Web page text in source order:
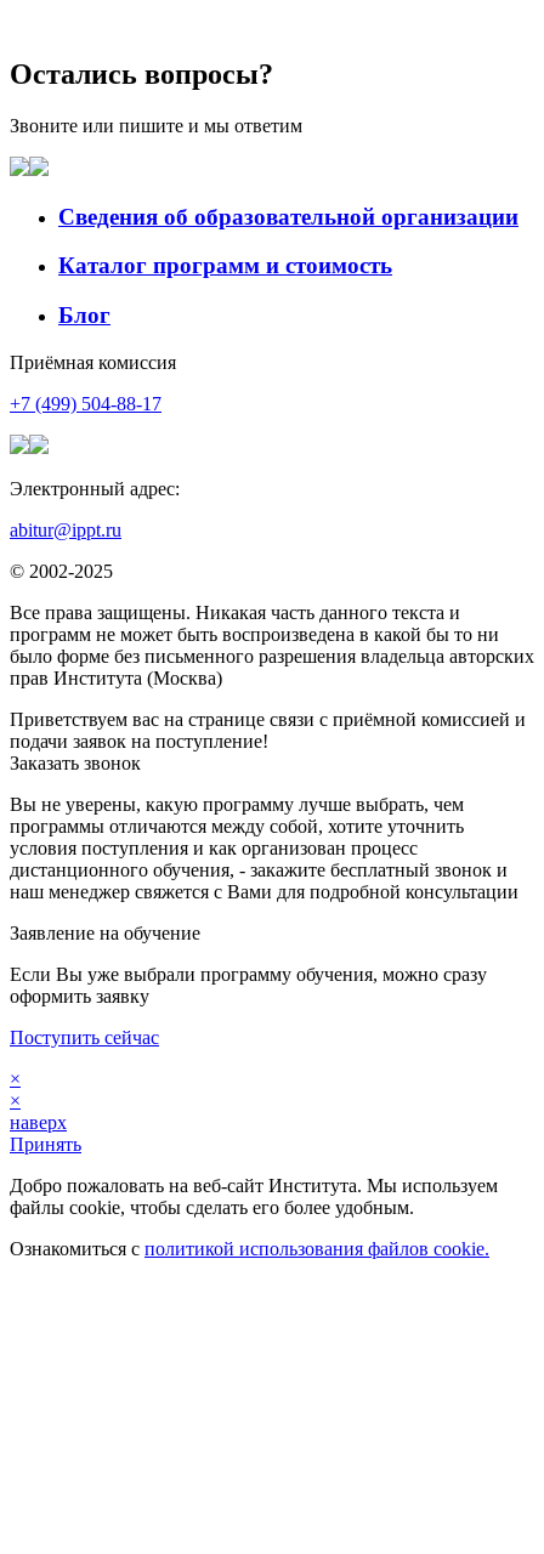
Остались вопросы?
Звоните или пишите и мы ответим
Сведения об образовательной организации
Каталог программ и стоимость
Блог
Приёмная комиссия
+7 (499) 504-88-17
Электронный адрес:
abitur@ippt.ru
© 2002-2025
Все права защищены. Никакая часть данного текста и
программ не может быть воспроизведена в какой бы то ни
было форме без письменного разрешения владельца авторских
прав Института (Москва)
Приветствуем вас на странице связи с приёмной комиссией и
подачи заявок на поступление!
Заказать звонок
Вы не уверены, какую программу лучше выбрать, чем
программы отличаются между собой, хотите уточнить
условия поступления и как организован процесс
дистанционного обучения, - закажите бесплатный звонок и
наш менеджер свяжется с Вами для подробной консультации
Заявление на обучение
Если Вы уже выбрали программу обучения, можно сразу
оформить заявку
Поступить сейчас
×
×
наверх
Принять
Добро пожаловать на веб-сайт Института. Мы используем
файлы cookie, чтобы сделать его более удобным.
Ознакомиться с политикой использования файлов cookie.